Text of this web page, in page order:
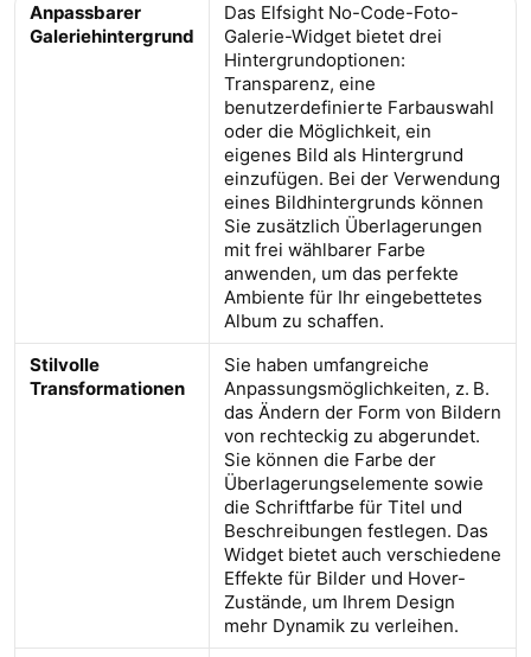
Anpassbarer
Galeriehintergrund
Das Elfsight No-Code-Foto-
Galerie-Widget bietet drei
Hintergrundoptionen:
Transparenz, eine
benutzerdefinierte Farbauswahl
oder die Möglichkeit, ein
eigenes Bild als Hintergrund
einzufügen. Bei der Verwendung
eines Bildhintergrunds können
Sie zusätzlich Überlagerungen
mit frei wählbarer Farbe
anwenden, um das perfekte
Ambiente für Ihr eingebettetes
Album zu schaffen.
Stilvolle
Transformationen
Sie haben umfangreiche
Anpassungsmöglichkeiten, z. B.
das Ändern der Form von Bildern
von rechteckig zu abgerundet.
Sie können die Farbe der
Überlagerungselemente sowie
die Schriftfarbe für Titel und
Beschreibungen festlegen. Das
Widget bietet auch verschiedene
Effekte für Bilder und Hover-
Zustände, um Ihrem Design
mehr Dynamik zu verleihen.